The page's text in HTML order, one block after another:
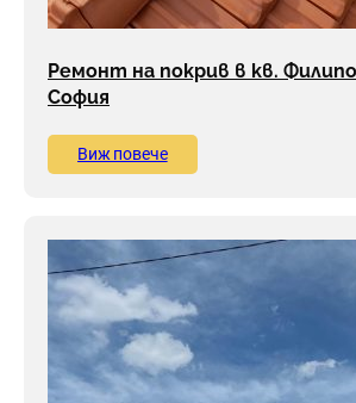
Ремонт на покрив в кв.
София
Виж повече